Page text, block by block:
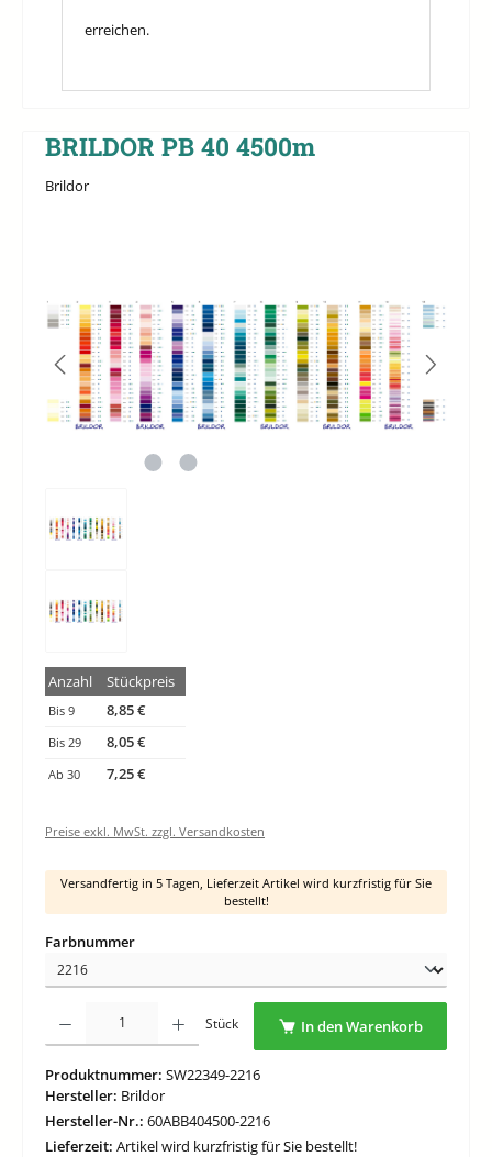
erreichen.
BRILDOR PB 40 4500m
Brildor
Anzahl Stückpreis
Bis9 8,85 €
Bis 29 8,05 €
Ab30 7,25 €
Preise exkl. MwSt. zzgl. Versandkosten
Versandfertig in 5 Tagen, Lieferzeit Artikel wird kurzfristig für Sie
bestellt!
Farbnummerauswählen
Produkt Anzahl: Gib den gewünschten Wert ein oder benutze die Schaltflächen um
Stück In den Warenkorb
Produktnummer: SW22349-2216
Hersteller: Brildor
Hersteller-Nr.: 60ABB404500-2216
Lieferzeit: Artikel wird kurzfristig für Sie bestellt!